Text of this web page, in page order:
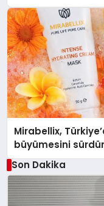
Mirabellix,
büyümesini
Son Dakika